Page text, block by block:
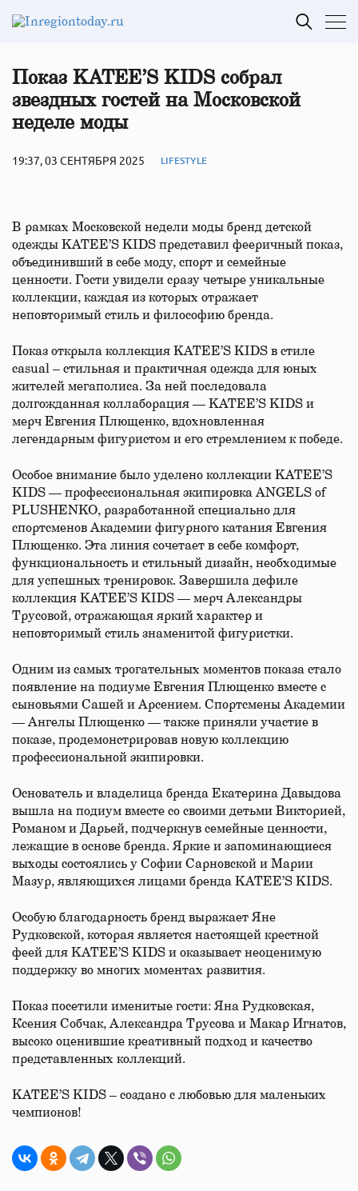
Показ KATEE’S KIDS собрал
звездных гостей на Московской
неделе моды
19:37, 03 СЕНТЯБРЯ 2025 LIFESTYLE
В рамках Московской недели моды бренд детской
одежды KATEE’S KIDS представил фееричный показ,
объединивший в себе моду, спорт и семейные
ценности. Гости увидели сразу четыре уникальные
коллекции, каждая из которых отражает
неповторимый стиль и философию бренда.
Показ открыла коллекция KATEE’S KIDS в стиле
casual – стильная и практичная одежда для юных
жителей мегаполиса. За ней последовала
долгожданная коллаборация — KATEE’S KIDS и
мерч Евгения Плющенко, вдохновленная
легендарным фигуристом и его стремлением к победе.
Особое внимание было уделено коллекции KATEE’S
KIDS — профессиональная экипировка ANGELS of
PLUSHENKO, разработанной специально для
спортсменов Академии фигурного катания Евгения
Плющенко. Эта линия сочетает в себе комфорт,
функциональность и стильный дизайн, необходимые
для успешных тренировок. Завершила дефиле
коллекция KATEE’S KIDS — мерч Александры
Трусовой, отражающая яркий характер и
неповторимый стиль знаменитой фигуристки.
Одним из самых трогательных моментов показа стало
появление на подиуме Евгения Плющенко вместе с
сыновьями Сашей и Арсением. Спортсмены Академии
— Ангелы Плющенко — также приняли участие в
показе, продемонстрировав новую коллекцию
профессиональной экипировки.
Основатель и владелица бренда Екатерина Давыдова
вышла на подиум вместе со своими детьми Викторией,
Романом и Дарьей, подчеркнув семейные ценности,
лежащие в основе бренда. Яркие и запоминающиеся
выходы состоялись у Софии Сарновской и Марии
Мазур, являющихся лицами бренда KATEE’S KIDS.
Особую благодарность бренд выражает Яне
Рудковской, которая является настоящей крестной
феей для KATEE’S KIDS и оказывает неоценимую
поддержку во многих моментах развития.
Показ посетили именитые гости: Яна Рудковская,
Ксения Собчак, Александра Трусова и Макар Игнатов,
высоко оценившие креативный подход и качество
представленных коллекций.
KATEE’S KIDS – создано с любовью для маленьких
чемпионов!